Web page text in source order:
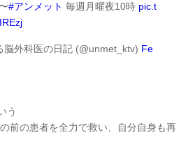
#アンメット 毎週月曜夜10時 pic.t
外科医の日記 (@unmet_ktv) Fe
う
前の患者を全力で救い、自分自身も再